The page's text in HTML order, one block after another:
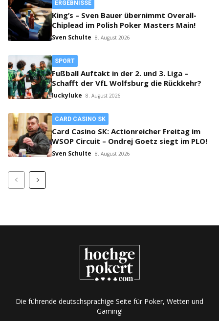
ERGEBNISSE
King’s – Sven Bauer übernimmt Overall-
Chiplead im Polish Poker Masters Main!
Sven Schulte 8. August 2026
SPORT
Fußball Auftakt in der 2. und 3. Liga –
Schafft der VfL Wolfsburg die Rückkehr?
luckyluke 8. August 2026
CARD CASINO SK
Card Casino SK: Actionreicher Freitag im
WSOP Circuit – Ondrej Goetz siegt im PLO!
Sven Schulte 8. August 2026
Die führende deutschsprachige Seite für Poker, Wetten und
Gaming!